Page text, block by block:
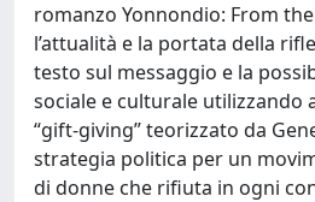
romanzo Yonnondio: From
l’attualità e la portata della
testo sul messaggio e la
sociale e culturale utilizzando
“gift-giving” teorizzato da
strategia politica per un
di donne che rifiuta in ogni